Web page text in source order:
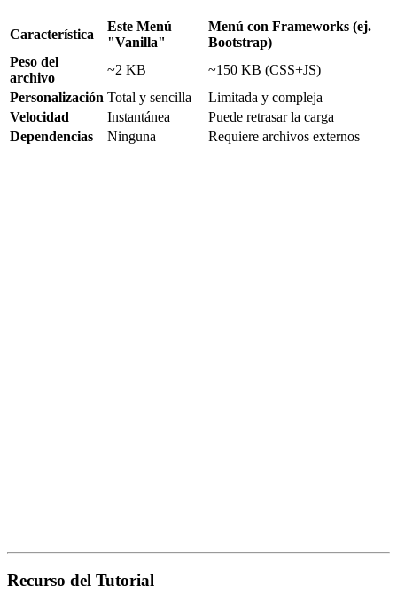
Característica
Este Menú
"Vanilla"
Menú con Frameworks (ej.
Bootstrap)
Peso del
archivo
~2 KB
~150 KB (CSS+JS)
Personalización Total y sencilla
Limitada y compleja
Velocidad
Instantánea
Puede retrasar la carga
Dependencias
Ninguna Requiere archivos externos
Recurso del Tutorial